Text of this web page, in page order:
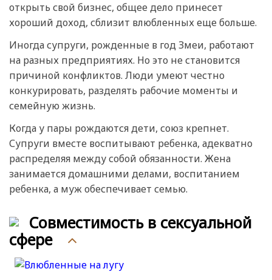
открыть свой бизнес, общее дело принесет
хороший доход, сблизит влюбленных еще больше.
Иногда супруги, рожденные в год Змеи, работают
на разных предприятиях. Но это не становится
причиной конфликтов. Люди умеют честно
конкурировать, разделять рабочие моменты и
семейную жизнь.
Когда у пары рождаются дети, союз крепнет.
Супруги вместе воспитывают ребенка, адекватно
распределяя между собой обязанности. Жена
занимается домашними делами, воспитанием
ребенка, а муж обеспечивает семью.
Совместимость в сексуальной
сфере